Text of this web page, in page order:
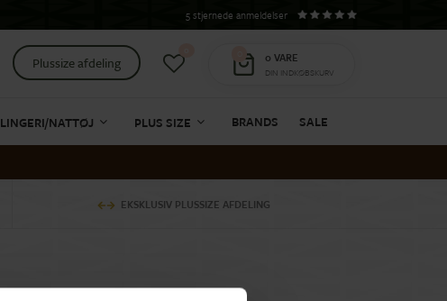
5 stjernede anmeldelser
0 VARE
DIN INDKØBSKURV
Plussize afdeling
LINGERI/NATTØJ PLUS SIZE BRANDS SALE
EKSKLUSIV PLUSSIZE AFDELING